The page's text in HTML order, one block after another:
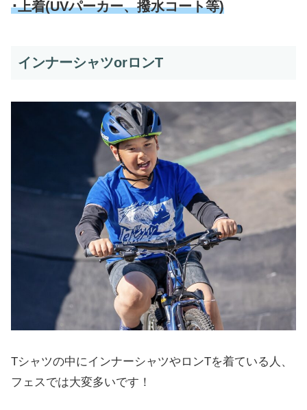
･上着(UVパーカー、撥水コート等)
インナーシャツorロンT
Tシャツの中にインナーシャツやロンTを着ている人、
フェスでは大変多いです！